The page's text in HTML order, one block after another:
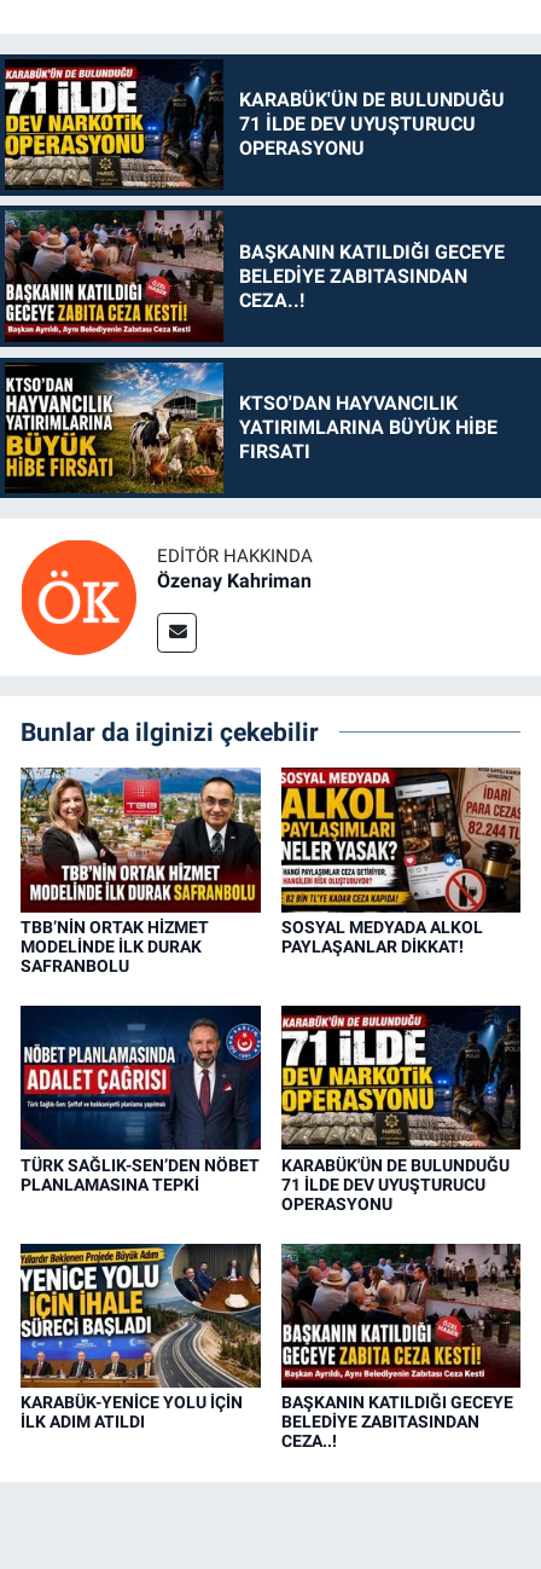
KARABÜK'ÜN DE BULUNDUĞU
71 İLDE DEV UYUŞTURUCU
OPERASYONU
BAŞKANIN KATILDIĞI GECEYE
BELEDİYE ZABITASINDAN
CEZA..!
KTSO'DAN HAYVANCILIK
YATIRIMLARINA BÜYÜK HİBE
FIRSATI
EDITÖR HAKKINDA
Özenay Kahriman
Bunlar da ilginizi çekebilir
TBB’NİN ORTAK HİZMET
MODELİNDE İLK DURAK
SAFRANBOLU
SOSYAL MEDYADA ALKOL
PAYLAŞANLAR DİKKAT!
TÜRK SAĞLIK-SEN’DEN NÖBET
PLANLAMASINA TEPKİ
KARABÜK'ÜN DE BULUNDUĞU
71 İLDE DEV UYUŞTURUCU
OPERASYONU
KARABÜK-YENİCE YOLU İÇİN
İLK ADIM ATILDI
BAŞKANIN KATILDIĞI GECEYE
BELEDİYE ZABITASINDAN
CEZA..!